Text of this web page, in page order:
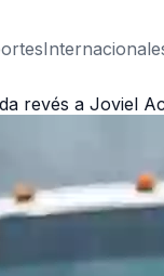
revés a Joviel